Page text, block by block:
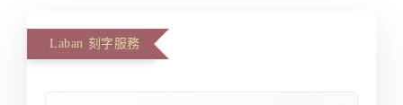
Laban 刻字服務